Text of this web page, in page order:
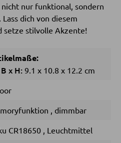
nur funktional, sondern
dich von diesem
setze stilvolle Akzente!
B x H: 9.1 x 10.8 x 12.2 cm
dimmbar
CR18650 Leuchtmittel